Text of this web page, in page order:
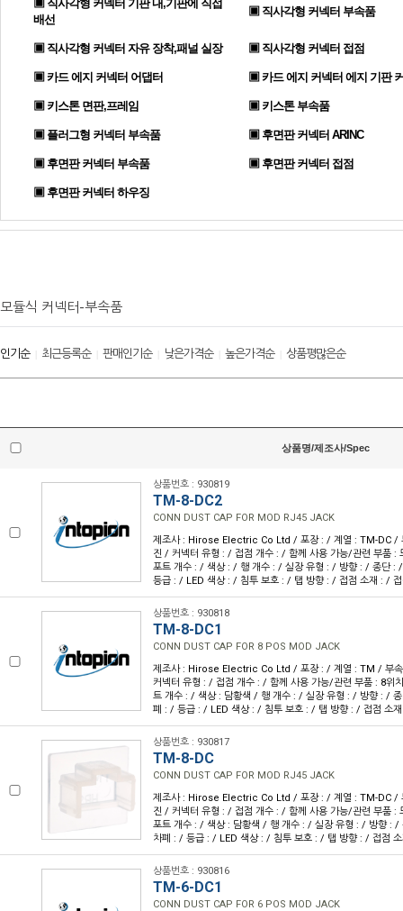
▣ 직사각형 커넥터 기판 내,기판에 직접
배선
▣ 직사각형 커넥터 부속품
▣ 직사각형 커넥터 자유 장착,패널 실장 ▣ 직사각형 커넥터 접점
▣ 카드 에지 커넥터 어댑터 ▣ 카드 에지 커넥터 에지 기판
▣ 키스톤 면판,프레임 ▣ 키스톤 부속품
▣ 플러그형 커넥터 부속품 ▣ 후면판 커넥터 ARINC
▣ 후면판 커넥터 부속품 ▣ 후면판 커넥터 접점
▣ 후면판 커넥터 하우징
모듈식 커넥터-부속품
인기순| 최근등록순| 판매인기순| 낮은가격순| 높은가격순| 상품평많은순
상품명/제조사/Spec
상품번호 : 930819
TM-8-DC2
CONN DUST CAP FOR MOD RJ45 JACK
제조사 : Hirose Electric Co Ltd / 포장 : / 계열 : TM-DC /
진 / 커넥터 유형 : / 접점 개수 : / 함께 사용 가능/관련 부품
포트 개수 : / 색상 : / 행 개수 : / 실장 유형 : / 방향 : / 종단 :
등급 : / LED 색상 : / 침투 보호 : / 탭 방향 : / 접점 소재 : /
상품번호 : 930818
TM-8-DC1
CONN DUST CAP FOR 8 POS MOD JACK
제조사 : Hirose Electric Co Ltd / 포장 : / 계열 : TM / 부속
커넥터 유형 : / 접점 개수 : / 함께 사용 가능/관련 부품 : 8위
트 개수 : / 색상 : 담황색 / 행 개수 : / 실장 유형 : / 방향 : /
폐 : / 등급 : / LED 색상 : / 침투 보호 : / 탭 방향 : / 접점 소
상품번호 : 930817
TM-8-DC
CONN DUST CAP FOR MOD RJ45 JACK
제조사 : Hirose Electric Co Ltd / 포장 : / 계열 : TM-DC /
진 / 커넥터 유형 : / 접점 개수 : / 함께 사용 가능/관련 부품
포트 개수 : / 색상 : 담황색 / 행 개수 : / 실장 유형 : / 방향 :
차폐 : / 등급 : / LED 색상 : / 침투 보호 : / 탭 방향 : / 접점
상품번호 : 930816
TM-6-DC1
CONN DUST CAP FOR 6 POS MOD JACK